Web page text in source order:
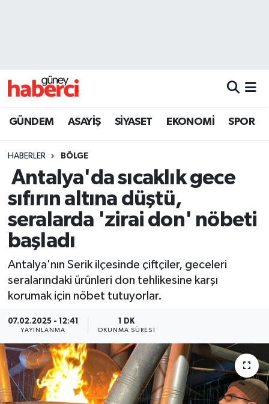
GÜNDEM ASAYİŞ SİYASET EKONOMİ SPOR
HABERLER BÖLGE
Antalya'da sıcaklık gece
sıfırın altına düştü,
seralarda 'zirai don' nöbeti
başladı
Antalya'nın Serik ilçesinde çiftçiler, geceleri
seralarındaki ürünleri don tehlikesine karşı
korumak için nöbet tutuyorlar.
07.02.2025 - 12:41
YAYINLANMA
1 DK
OKUNMA SÜRESI
Beyoğlu Trafik Yoğunluk Haritası
Son Dakika Haberleri
Haber Arşivi